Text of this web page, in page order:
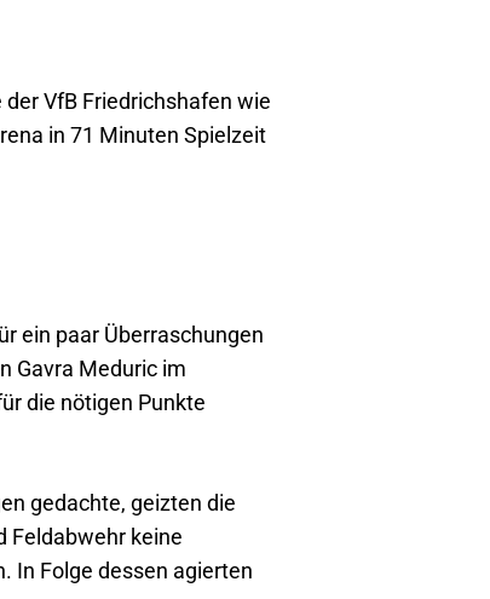
VfB Friedrichshafen wie
in 71 Minuten Spielzeit
ein paar Überraschungen
Gavra Meduric im
die nötigen Punkte
gedachte, geizten die
Feldabwehr keine
In Folge dessen agierten